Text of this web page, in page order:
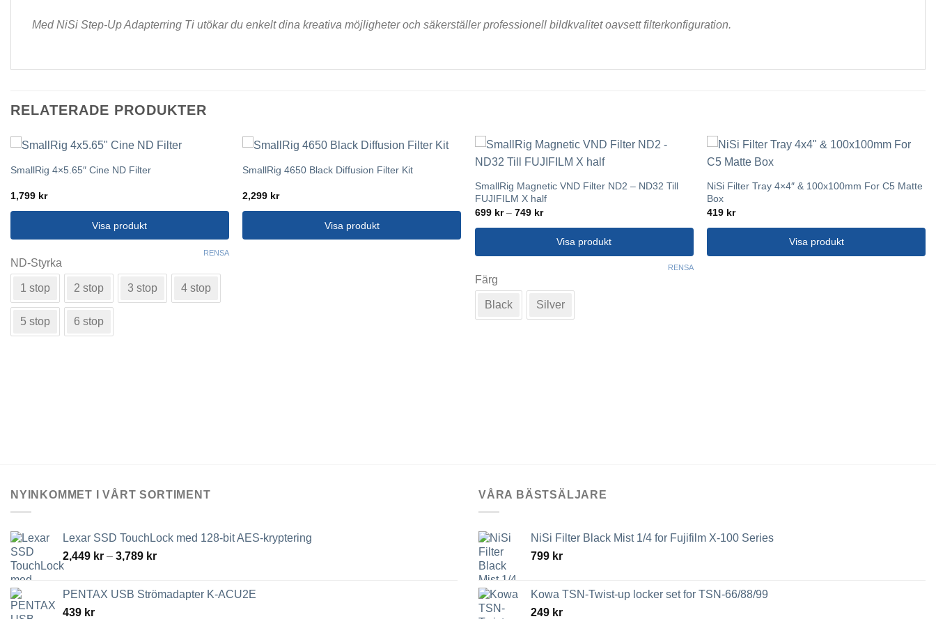
Med NiSi Step-Up Adapterring Ti utökar du enkelt dina kreativa möjligheter och säkerställer professionell bildkvalitet oavsett filterkonfiguration.
RELATERADE PRODUKTER
SmallRig 4×5.65″ Cine ND Filter
1,799 kr
Visa produkt
här
har
flera
varianter.
ND-Styrka
1 stop 2 stop 3 stop 4 stop
5 stop 6 stop
RENSA
SmallRig 4650 Black Diffusion Filter Kit
2,299 kr
Visa produkt
SmallRig Magnetic VND Filter ND2 – ND32 Till
FUJIFILM X half
699 kr – 749 krPrisintervall:
till
749 kr
Visa produkt
här
har
Färg
Black Silver
RENSA
NiSi Filter Tray 4×4″ & 100x100mm For C5 Matte
Box
419 kr
Visa produkt
NYINKOMMET I VÅRT SORTIMENT
Lexar SSD TouchLock med 128-bit AES-kryptering
2,449 kr – 3,789 krPrisintervall:
3,789 kr
PENTAX USB Strömadapter K-ACU2E
439 kr
VÅRA BÄSTSÄLJARE
NiSi Filter Black Mist 1/4 for Fujifilm X-100 Series
799 kr
Kowa TSN-Twist-up locker set for TSN-66/88/99
249 kr